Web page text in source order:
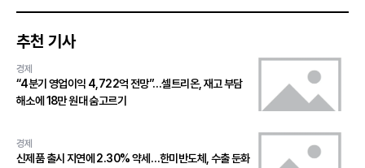
추천 기사
경제
“4분기 영업이익 4,722억 전망”…셀트리온, 재고 부담
해소에 18만 원대 숨고르기
경제
신제품 출시 지연에 2.30% 약세…한미반도체, 수출 둔화